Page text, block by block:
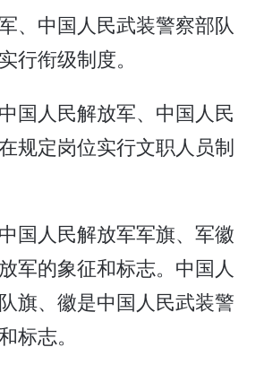
、中国人民武装警察部队
行衔级制度。
国人民解放军、中国人民
规定岗位实行文职人员制
国人民解放军军旗、军徽
军的象征和标志。中国人
旗、徽是中国人民武装警
标志。